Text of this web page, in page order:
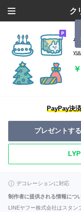
ク
PayPay決
プレゼントする
デコレーションに対応
制作者に提供される情報につ
LINEヤフー株式会社はスタン